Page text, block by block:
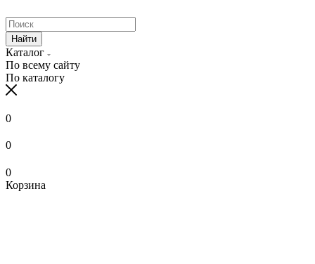
Найти
Каталог
По всему сайту
По каталогу
0
0
0
Корзина